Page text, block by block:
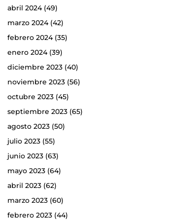
abril 2024(49)
marzo 2024(42)
febrero 2024(35)
enero 2024(39)
diciembre 2023(40)
noviembre 2023(56)
octubre 2023(45)
septiembre 2023(65)
agosto 2023(50)
julio 2023(55)
junio 2023(63)
mayo 2023(64)
abril 2023(62)
marzo 2023(60)
febrero 2023(44)